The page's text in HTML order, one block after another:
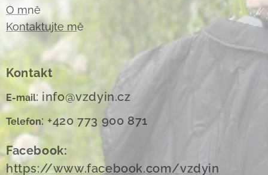
O mně
Kontaktujte mě
Kontakt
E-mail: info@vzdyin.cz
Telefon: +420 773 900 871
Facebook:
https://www.facebook.com/vzdyin